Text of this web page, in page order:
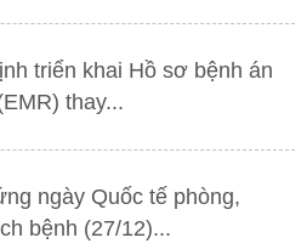
triển khai Hồ sơ bệnh án
thay...
ngày Quốc tế phòng,
bệnh (27/12)...